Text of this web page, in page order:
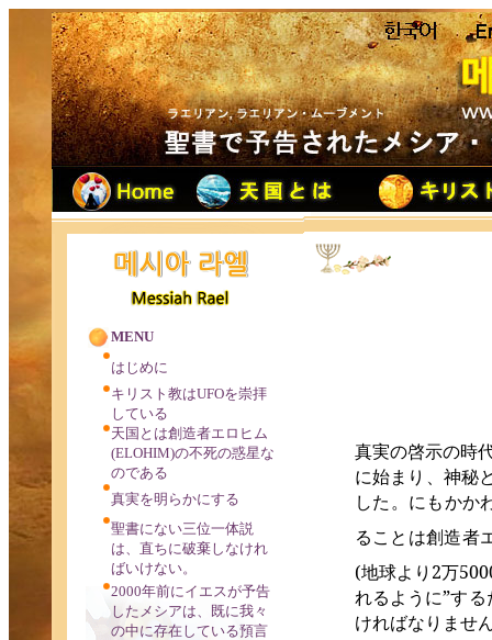
MENU
はじめに
キリスト教はUFOを崇拝
している
天国とは創造者エロヒム
(ELOHIM)の不死の惑星な
のである
真実を明らかにする
聖書にない三位一体説
は、直ちに破棄しなけれ
ばいけない。
2000年前にイエスが予告
したメシアは、既に我々
の中に存在している預言
真実の啓示の時
に始まり、 神秘
した。 にもかか
ることは創造者
(地球より 2万
れるよ うに”す
ければなりませ